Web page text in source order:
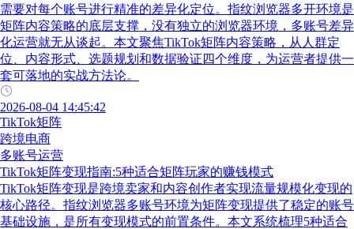
需要对每个账号进行精准的差异化定位。指纹浏览器多开环境是
矩阵内容策略的底层支撑，没有独立的浏览器环境，多账号差异
化运营就无从谈起。本文聚焦TikTok矩阵内容策略，从人群定
位、内容形式、选题规划和数据验证四个维度，为运营者提供一
套可落地的实战方法论。
2026-08-04 14:45:42
TikTok矩阵
跨境电商
多账号运营
TikTok矩阵变现指南:5种适合矩阵玩家的赚钱模式
TikTok矩阵变现是跨境卖家和内容创作者实现流量规模化变现的
核心路径。指纹浏览器多账号环境为矩阵变现提供了稳定的账号
基础设施，是所有变现模式的前置条件。本文系统梳理5种适合